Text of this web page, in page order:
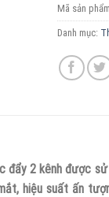
Mã sản
Danh mục:
đẩy 2 kênh được
hiệu suất ấn